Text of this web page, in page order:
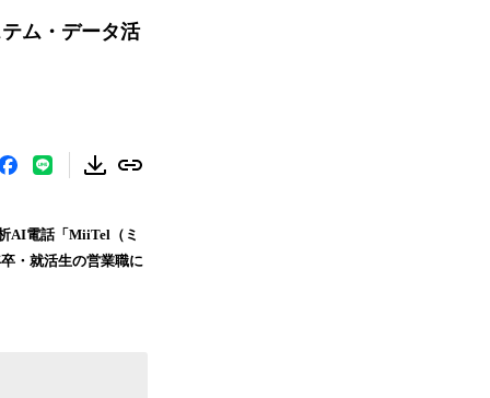
ム・データ活
AI電話「MiiTel（ミ
・就活生の営業職に